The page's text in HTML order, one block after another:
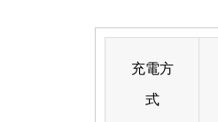
充電方
式